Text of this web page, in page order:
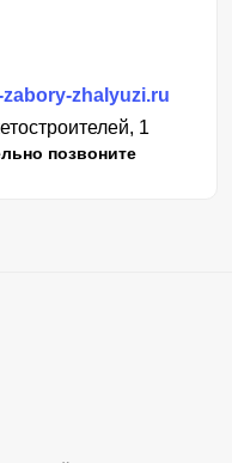
zhalyuzi.ru
1
позвоните